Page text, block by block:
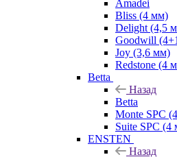
Amadei
Bliss (4 мм)
Delight (4,5
Goodwill
Joy (3,6 мм)
Redstone (4
Betta
Назад
Betta
Monte SPC
Suite SPC (4
ENSTEN
Назад